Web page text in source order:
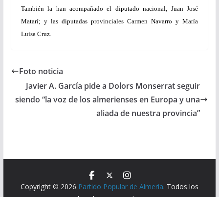
También la han acompañado el diputado nacional, Juan José
Matarí; y las diputadas provinciales Carmen Navarro y María
Luisa Cruz.
Foto noticia
Javier A. García pide a Dolors Monserrat seguir
siendo “la voz de los almerienses en Europa y una
aliada de nuestra provincia”
Copyright © 2026 Partido Popular de Almería. Todos los